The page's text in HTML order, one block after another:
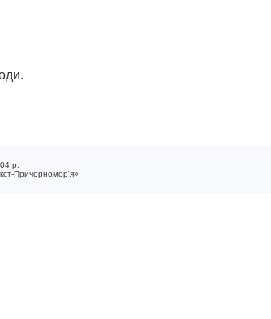
р.
Причорномор'я»